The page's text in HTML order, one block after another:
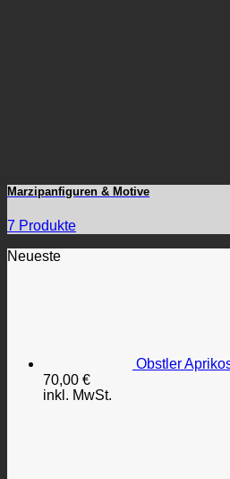
Marzipanfiguren & Motive
7 Produkte
Neueste
Obstler
70,00 €
inkl. MwSt.